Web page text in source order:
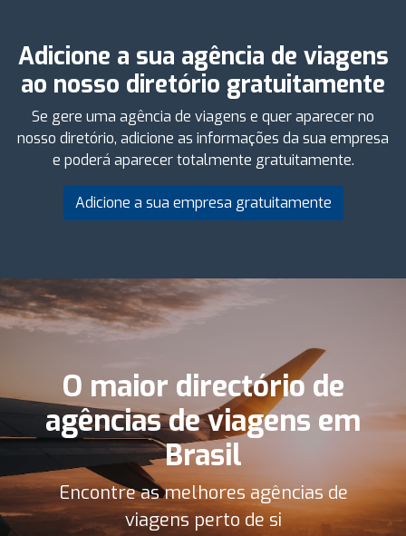
Adicione a sua agência de viagens
ao nosso diretório gratuitamente
Se gere uma agência de viagens e quer aparecer no
nosso diretório, adicione as informações da sua empresa
e poderá aparecer totalmente gratuitamente.
Adicione a sua empresa gratuitamente
O maior directório de
agências de viagens em
Brasil
Encontre as melhores agências de
viagens perto de si